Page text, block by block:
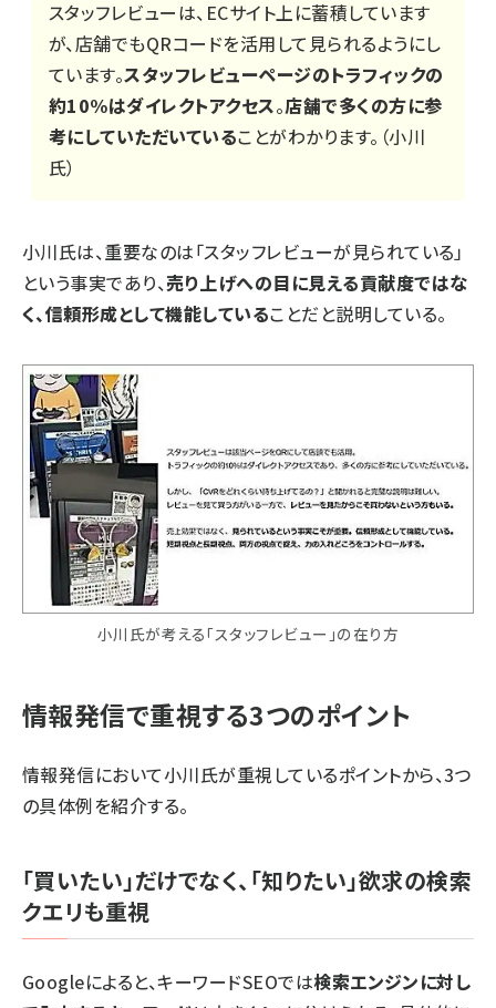
スタッフレビューは、ECサイト上に蓄積しています
が、店舗でもQRコードを活用して見られるようにし
ています。スタッフレビューページのトラフィックの
約10%はダイレクトアクセス。店舗で多くの方に参
考にしていただいていることがわかります。（小川
氏）
小川氏は、重要なのは「スタッフレビューが見られている」
という事実であり、売り上げへの目に見える貢献度ではな
く、信頼形成として機能していることだと説明している。
小川氏が考える「スタッフレビュー」の在り方
情報発信で重視する3つのポイント
情報発信において小川氏が重視しているポイントから、3つ
の具体例を紹介する。
「買いたい」だけでなく、「知りたい」欲求の検索
クエリも重視
Googleによると、キーワードSEOでは検索エンジンに対し